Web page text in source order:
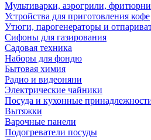
Мультиварки, аэрогрили,
Устройства для приготовления кофе
Утюги, парогенераторы и
Сифоны для газирования
Садовая техника
Наборы для фондю
Бытовая химия
Радио и видеоняни
Электрические чайники
Посуда и кухонные
Вытяжки
Варочные панели
Подогреватели посуды